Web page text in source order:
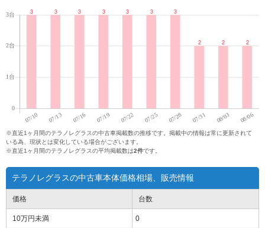
※直近1ヶ月間のテラノレグラスの中古車掲載数の推移です。掲載中の情報は常に更新されて
いる為、現状とは変化している場合がございます。
※直近1ヶ月間のテラノレグラスの平均掲載数は2件です。
テラノレグラスの中古車本体価格相場、販売情報
価格
10万円未満
台数
0